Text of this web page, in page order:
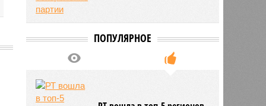
ПОПУЛЯРНОЕ